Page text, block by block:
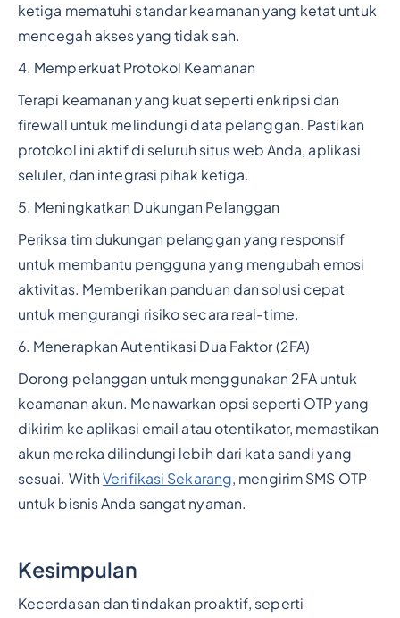
ketiga mematuhi standar keamanan yang ketat untuk
mencegah akses yang tidak sah.
4. Memperkuat Protokol Keamanan
Terapi keamanan yang kuat seperti enkripsi dan
firewall untuk melindungi data pelanggan. Pastikan
protokol ini aktif di seluruh situs web Anda, aplikasi
seluler, dan integrasi pihak ketiga.
5. Meningkatkan Dukungan Pelanggan
Periksa tim dukungan pelanggan yang responsif
untuk membantu pengguna yang mengubah emosi
aktivitas. Memberikan panduan dan solusi cepat
untuk mengurangi risiko secara real-time.
6. Menerapkan Autentikasi Dua Faktor (2FA)
Dorong pelanggan untuk menggunakan 2FA untuk
keamanan akun. Menawarkan opsi seperti OTP yang
dikirim ke aplikasi email atau otentikator, memastikan
akun mereka dilindungi lebih dari kata sandi yang
sesuai. WithVerifikasi Sekarang, mengirim SMS OTP
untuk bisnis Anda sangat nyaman.
Kesimpulan
Kecerdasan dan tindakan proaktif, seperti